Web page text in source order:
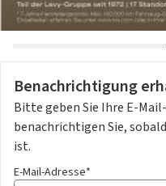
Benachrichtigung
Bitte geben Sie Ihre E-
benachrichtigen Sie,
ist.
E-Mail-Adresse*